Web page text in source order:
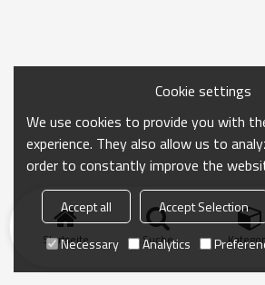
Startseite Suche
Cookie settings
We use cookies to provide you with
experience. They also allow us to
order to constantly improve the
Accept all Accept Selection
Necessary
Analytics